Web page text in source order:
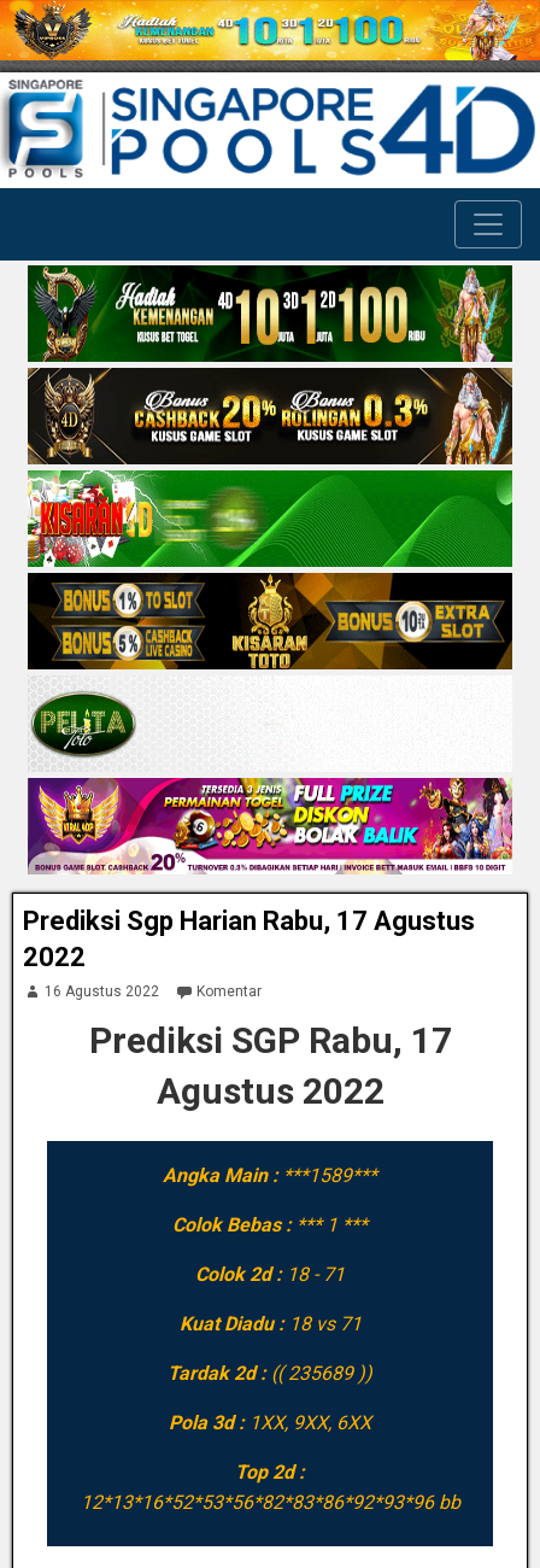
Prediksi Sgp Harian Rabu, 17 Agustus
2022
16 Agustus 2022 Komentar
Prediksi SGP Rabu, 17
Agustus 2022
Angka Main : ***1589***
Colok Bebas : *** 1 ***
Colok 2d : 18 - 71
Kuat Diadu : 18 vs 71
Tardak 2d : (( 235689 ))
Pola 3d : 1XX, 9XX, 6XX
Top 2d :
12*13*16*52*53*56*82*83*86*92*93*96 bb